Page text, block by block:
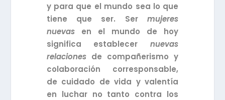
y para que el mundo sea lo que
tiene que ser. Sermujeres
nuevasen el mundo de hoy
significa establecernuevas
relacionesde compañerismo y
colaboración corresponsable,
de cuidado de vida y valentía
en luchar no tanto contra los